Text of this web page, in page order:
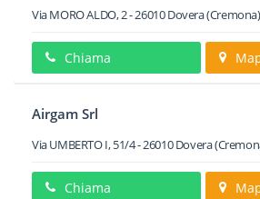
Via MORO ALDO, 2-26010Dovera
Chiama
Airgam Srl
Via UMBERTO I, 51/4-26010 Dovera
Chiama